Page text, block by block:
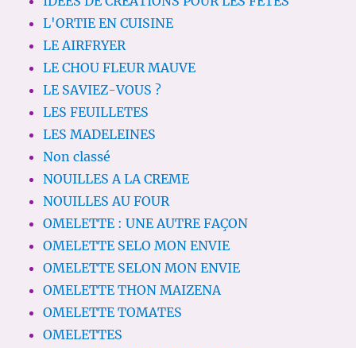
L'ORTIE EN CUISINE
LE AIRFRYER
LE CHOU FLEUR MAUVE
LE SAVIEZ-VOUS ?
LES FEUILLETES
LES MADELEINES
Non classé
NOUILLES A LA CREME
NOUILLES AU FOUR
OMELETTE : UNE AUTRE FAÇON
OMELETTE SELO MON ENVIE
OMELETTE SELON MON ENVIE
OMELETTE THON MAIZENA
OMELETTE TOMATES
OMELETTES